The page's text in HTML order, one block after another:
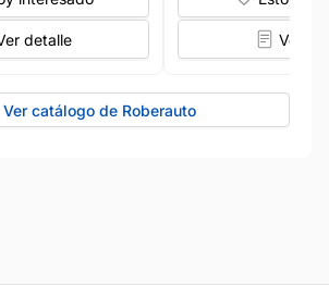
detalle Ver
Ver catálogo de Roberauto